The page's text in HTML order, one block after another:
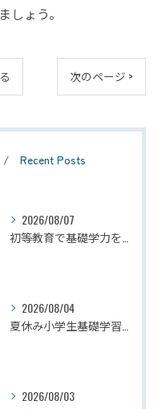
しょう。
次のページ >
Recent Posts
2026/08/07
2026/08/04
2026/08/03